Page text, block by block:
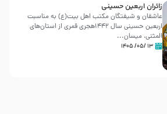
زائران اربعین حسینی
عاشقان و شیفتگان مکتب اهل بیت(ع) به مناسبت
اربعین حسینی سال ۱۴۴۲هجری قمری از استان‌های
المثنی، میسان...
۱۳ /۰۵/ ۱۴۰۵